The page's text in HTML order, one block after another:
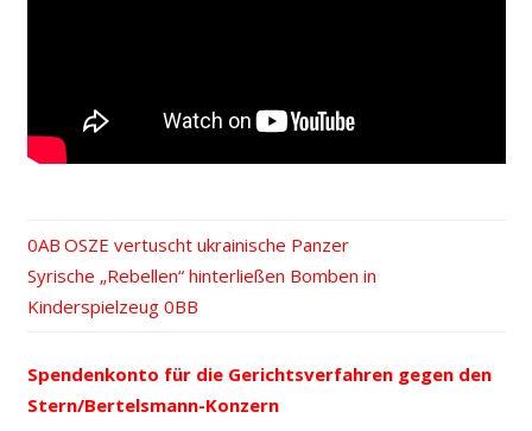
Beitrags-
Navigation
Vorheriger
Beitrag:
OSZE vertuscht ukrainische Panzer
Nächster
Beitrag:
Syrische „Rebellen“ hinterließen Bomben in
Kinderspielzeug
Spendenkonto für die Gerichtsverfahren gegen den
Stern/Bertelsmann-Konzern